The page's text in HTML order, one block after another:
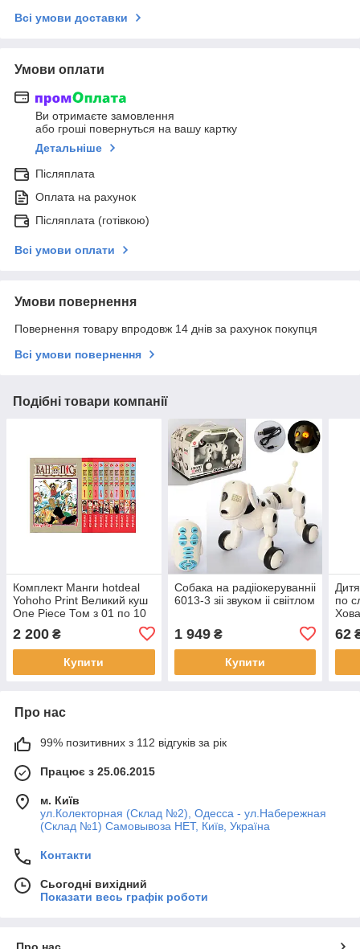
Всі умови доставки
Умови оплати
Ви отримаєте замовлення
або гроші повернуться на вашу картку
Детальніше
Післяплата
Оплата на рахунок
Післяплата (готівкою)
Всі умови оплати
Умови повернення
Повернення товару впродовж 14 днів за рахунок покупця
Всі умови повернення
Подібні товари компанії
Комплект Манги hotdeal
Yohoho Print Великий куш
One Piece Том з 01 по 10
українською мовою YP OP
K 02
2 200 ₴
Купити
Собака на радііокеруванніі
6013-3 зіі звуком іі свіітлом
1 949₴
Купити
по
62
Про нас
99% позитивних з 112 відгуків за рік
Працює з 25.06.2015
м. Київ
ул.Колекторная (Склад №2), Одесса - ул.Набережная
(Склад №1) Самовывоза НЕТ, Київ, Україна
Контакти
Сьогодні вихідний
Показати весь графік роботи